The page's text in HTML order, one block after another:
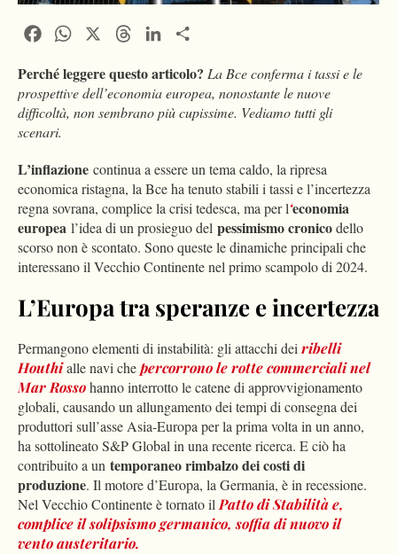
FacebookWhatsApp ThreadsLinkedIn
Perché leggere questo articolo? La Bce conferma i tassi e le
prospettive dell’economia europea, nonostante le nuove
difficoltà, non sembrano più cupissime. Vediamo tutti gli
scenari.
L’inflazione continua a essere un tema caldo, la ripresa
economica ristagna, la Bce ha tenuto stabili i tassi e l’incertezza
regna sovrana, complice la crisi tedesca, ma per l‘economia
europea l’idea di un prosieguo del pessimismo cronicodello
scorso non è scontato. Sono queste le dinamiche principali che
interessano il Vecchio Continente nel primo scampolo di 2024.
L’Europa tra speranze e incertezza
Permangono elementi di instabilità: gli attacchi deiribelli
Houthialle navi chepercorrono le rotte commerciali nel
Mar Rossohanno interrotto le catene di approvvigionamento
globali, causando un allungamento dei tempi di consegna dei
produttori sull’asse Asia-Europa per la prima volta in un anno,
ha sottolineato S&P Global in una recente ricerca. E ciò ha
contribuito a un temporaneo rimbalzo dei costi di
produzione. Il motore d’Europa, la Germania, è in recessione.
Nel Vecchio Continente è tornato ilPatto di Stabilitàe,
complice il solipsismo germanico, soffia di nuovo il
vento austeritario.